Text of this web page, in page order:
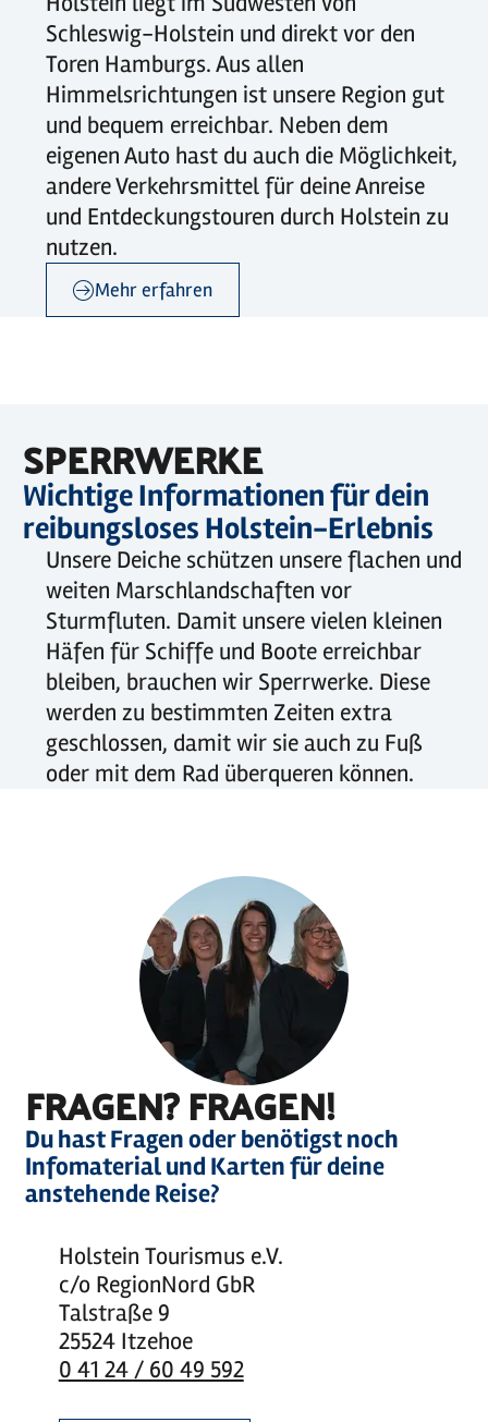
Schleswig-Holstein und direkt vor den
Toren Hamburgs. Aus allen
Himmelsrichtungen ist unsere Region gut
und bequem erreichbar. Neben dem
eigenen Auto hast du auch die Möglichkeit,
andere Verkehrsmittel für deine Anreise
und Entdeckungstouren durch Holstein zu
nutzen.
Mehr erfahren
SPERRWERKE
Wichtige Informationen für dein
reibungsloses Holstein-Erlebnis
Unsere Deiche schützen unsere flachen und
weiten Marschlandschaften vor
Sturmfluten. Damit unsere vielen kleinen
Häfen für Schiffe und Boote erreichbar
bleiben, brauchen wir Sperrwerke. Diese
werden zu bestimmten Zeiten extra
geschlossen, damit wir sie auch zu Fuß
oder mit dem Rad überqueren können.
© Mönchsweg / Markus Tiemann
FRAGEN? FRAGEN!
Du hast Fragen oder benötigst noch
Infomaterial und Karten für deine
anstehende Reise?
Holstein Tourismus e.V.
c/o RegionNord GbR
Talstraße 9
25524 Itzehoe
0 41 24 / 60 49 592